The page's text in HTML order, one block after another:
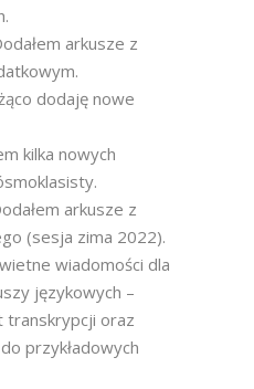
arkusze z
dodaję nowe
kilka nowych
arkusze z
(sesja zima 2022).
wiadomości dla
językowych –
transkrypcji oraz
przykładowych